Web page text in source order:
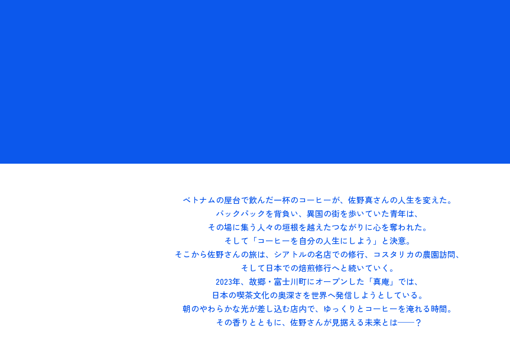
ベトナムの屋台で飲んだ一杯のコーヒーが、佐野真さんの人生を変えた。
バックパックを背負い、異国の街を歩いていた青年は、
その場に集う人々の垣根を越えたつながりに心を奪われた。
そして「コーヒーを自分の人生にしよう」と決意。
そこから佐野さんの旅は、シアトルの名店での修行、コスタリカの農園訪問、
そして日本での焙煎修行へと続いていく。
2023年、故郷・富士川町にオープンした「真庵」では、
日本の喫茶文化の奥深さを世界へ発信しようとしている。
朝のやわらかな光が差し込む店内で、ゆっくりとコーヒーを淹れる時間。
その香りとともに、佐野さんが見据える未来とは──？